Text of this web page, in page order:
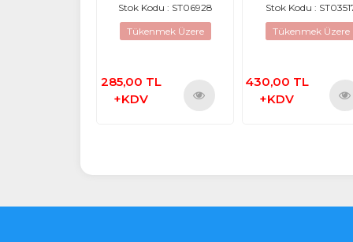
PCG-4L1M PCG-6G1M PCG-
4N1M VGN-TZ VGNTZ
İngilizce Notebook Klavye
Stok Kodu : ST06928
Tükenmek Üzere
285,00 TL
+KDV
Türkçe Siyah
Stok Kodu :
Tükenmek Üzere
430,00 TL
+KDV